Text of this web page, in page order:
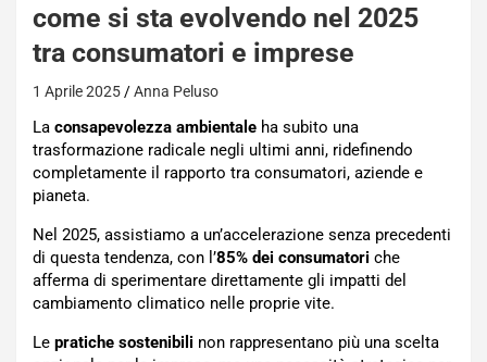
come si sta evolvendo nel 2025
tra consumatori e imprese
1 Aprile 2025 Anna Peluso
La consapevolezza ambientale ha subito una
trasformazione radicale negli ultimi anni, ridefinendo
completamente il rapporto tra consumatori, aziende e
pianeta.
Nel 2025, assistiamo a un’accelerazione senza precedenti
di questa tendenza, con l’85% dei consumatori che
afferma di sperimentare direttamente gli impatti del
cambiamento climatico nelle proprie vite.
Le pratiche sostenibili non rappresentano più una scelta